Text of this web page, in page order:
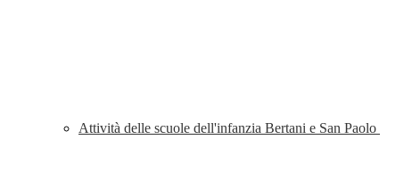
Attività delle scuole dell'infanzia Bertani e San Paolo